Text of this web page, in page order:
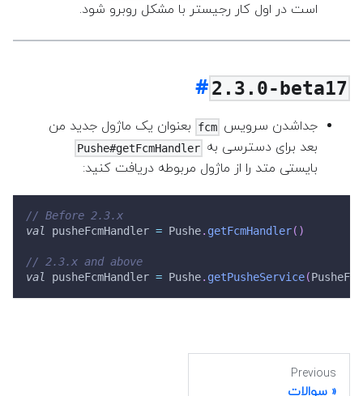
است در اول کار رجیستر با مشکل روبرو شود.
2.3.0-beta17
جداشدن سرویس fcm
بعنوان یک ماژول جدید من
بعد برای دسترسی به Pushe#getFcmHandler
بایستی متد را از ماژول مربوطه دریافت کنید:
// Before 2.3.x
val
pusheFcmHandler = Pushe. getFcmHandler( )
// 2.3.x and above
val
pusheFcmHandler = Pushe. getPusheService(PusheFCM
Previous
سوالات